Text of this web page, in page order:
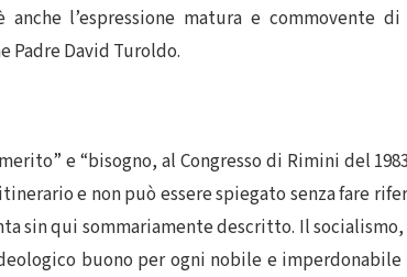
l’espressione matura e commovente di
Padre David Turoldo.
e “bisogno, al Congresso di Rimini del
e non può essere spiegato senza fare
sin qui sommariamente descritto. Il
buono per ogni nobile e